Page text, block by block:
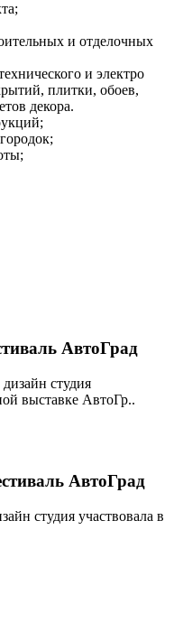
и отделочных
и электро
плитки, обоев,
декора.
АвтоГрад
студия
выставке АвтоГр..
АвтоГрад
студия участвовала в